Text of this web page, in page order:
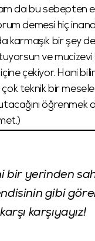
da bu sebepten
demesi hiç
karmaşık bir şey
ve mucizevi
çekiyor. Hani
çok teknik bir
öğrenmek
bir yerinden
gibi
karşıyayız!